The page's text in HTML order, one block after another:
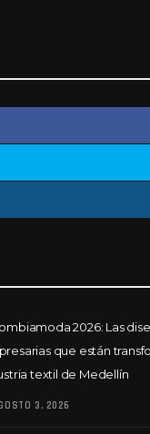
2026: Las
que están
textil de Medellín
3, 2026